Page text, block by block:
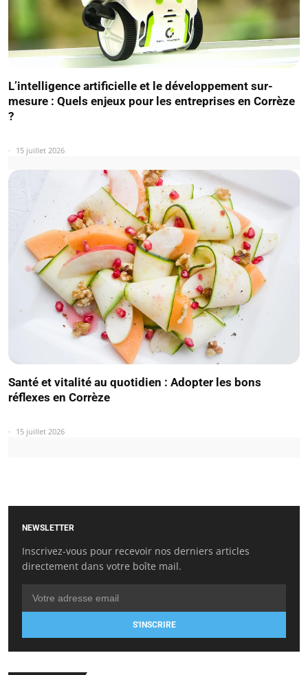
L’intelligence artificielle et le développement sur-
mesure : Quels enjeux pour les entreprises en Corrèze
?
15 juillet 2026
Santé et vitalité au quotidien : Adopter les bons
réflexes en Corrèze
15 juillet 2026
NEWSLETTER
Inscrivez-vous pour recevoir nos derniers articles
directement dans votre boîte mail.
S'INSCRIRE